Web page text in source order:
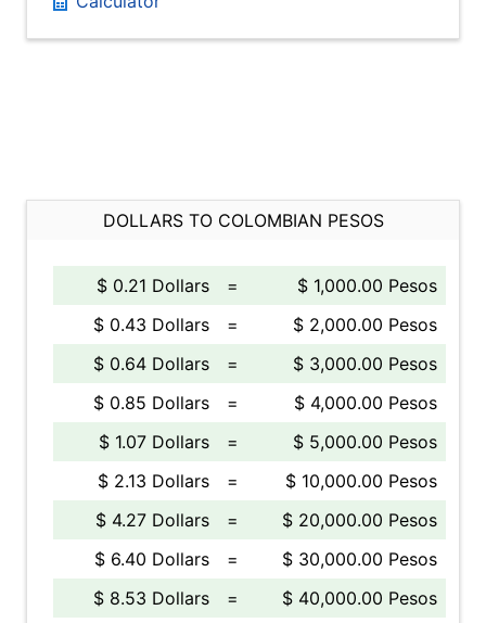
DOLLARS TO COLOMBIAN PESOS
$ 0.21 Dollars =
$ 1,000.00 Pesos
$ 0.43 Dollars
=
$ 2,000.00 Pesos
$ 0.64 Dollars
=
$ 3,000.00 Pesos
$ 0.85 Dollars
=
$ 4,000.00 Pesos
$ 1.07 Dollars
=
$ 5,000.00 Pesos
$ 2.13 Dollars
=
$ 10,000.00 Pesos
$ 4.27 Dollars
=
$ 20,000.00 Pesos
$ 6.40 Dollars
=
$ 30,000.00 Pesos
$ 8.53 Dollars
= $ 40,000.00 Pesos